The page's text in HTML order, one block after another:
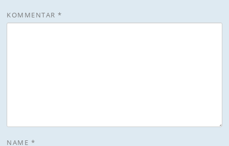
KOMMENTAR*
NAME *